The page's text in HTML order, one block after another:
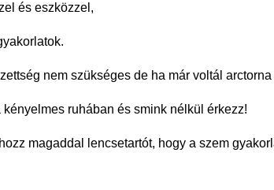
és eszközzel,
nem szükséges de ha már voltál
ruhában és smink nélkül érkezz!
magaddal lencsetartót, hogy a szem